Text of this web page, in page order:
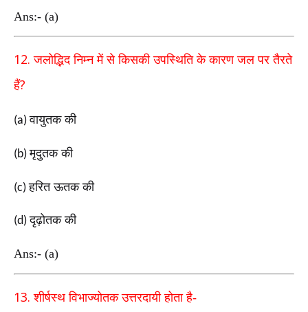
Ans:- (a)
12.जलोद्भिद निम्न में से किसकी उपस्थिति के कारण जल पर तैरते
हैं?
(a)वायुतक की
(b)मृदुतक की
(c)हरित ऊतक की
(d)दृढ़ोतक की
Ans:- (a)
13.शीर्षस्थ विभाज्योतक उत्तरदायी होता है-